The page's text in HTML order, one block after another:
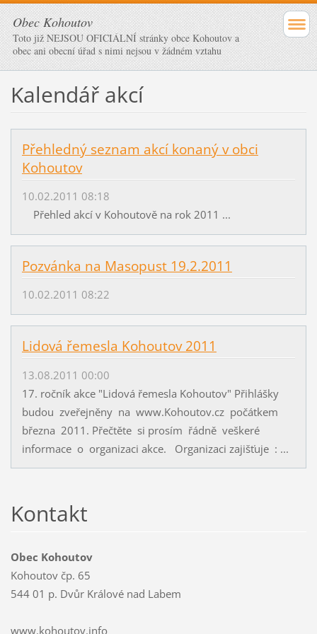
Obec Kohoutov
Toto již NEJSOU OFICIÁLNÍ stránky obce Kohoutov a
obec ani obecní úřad s nimi nejsou v žádném vztahu
Kalendář akcí
Přehledný seznam akcí konaný v obci
Kohoutov
10.02.2011 08:18
Přehled akcí v Kohoutově na rok 2011 ...
Pozvánka na Masopust 19.2.2011
10.02.2011 08:22
Lidová řemesla Kohoutov 2011
13.08.2011 00:00
17. ročník akce "Lidová řemesla Kohoutov" Přihlášky
budou zveřejněny na www.Kohoutov.cz počátkem
března 2011. Přečtěte si prosím řádně veškeré
informace o organizaci akce. Organizaci zajišťuje : ...
Kontakt
Obec Kohoutov
Kohoutov čp. 65
544 01 p. Dvůr Králové nad Labem
www.kohoutov.info